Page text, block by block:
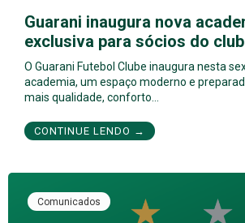
Guarani inaugura nova
exclusiva para sócios do
O Guarani Futebol Clube inaugura nesta
academia, um espaço moderno e
mais qualidade, conforto…
CONTINUE LENDO →
Comunicados